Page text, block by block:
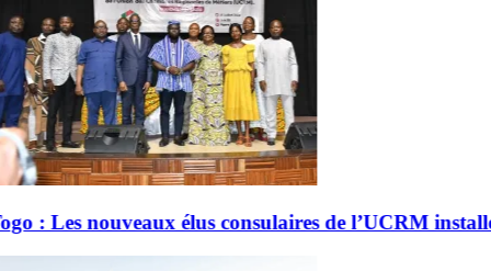
de l’UCRM installés